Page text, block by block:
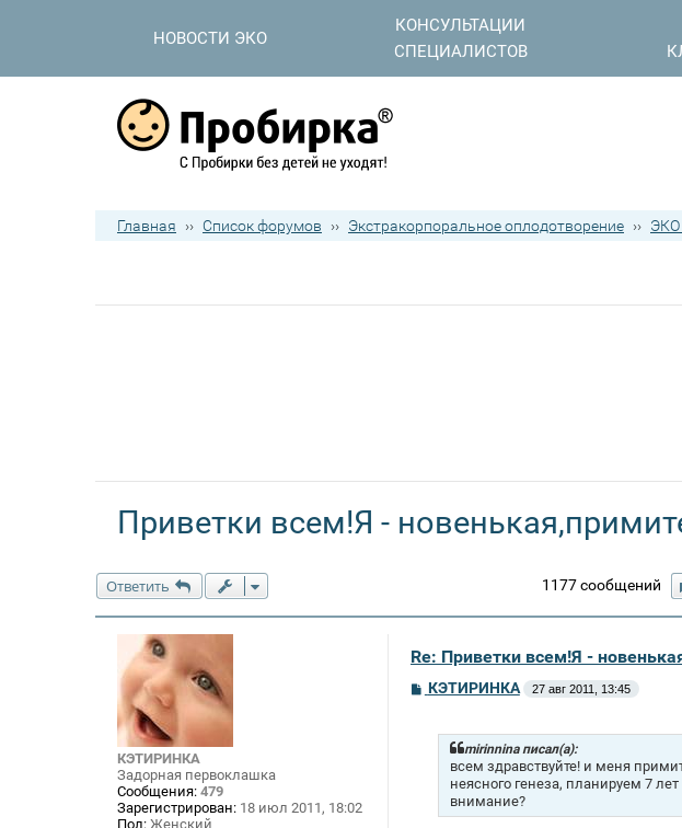
НОВОСТИ ЭКО
КОНСУЛЬТАЦИИ
СПЕЦИАЛИСТОВ
Главная ›› Список форумов ›› Экстракорпоральное оплодотворение ›› ЭКО
Приветки всем!Я -
Ответить 1177 сообщений
КЭТИРИНКА
Задорная первоклашка
Сообщения: 479
Зарегистрирован: 18 июл 2011, 18:02
Пол: Женский
Re: Приветки всем!Я -
СКЭТИРИНКА 27 авг 2011, 13:45
mirinnina писал(а):
всем здравствуйте! и меня
неясного генеза, планируем 7
внимание?